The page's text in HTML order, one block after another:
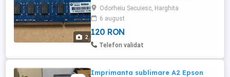
2
Type: 240-Pin DDR3 Capacity: 4 GB
Speed: DDR3 1600 MHz (PC3-12800) Cas
Latency: 11 Voltage: 1.5 V ECC: No
Buffered Registered: Unbuffered
Odorheiu Secuiesc, Harghita
6 august
120 RON
Telefon validat
Imprimanta sublimare A2 Epson